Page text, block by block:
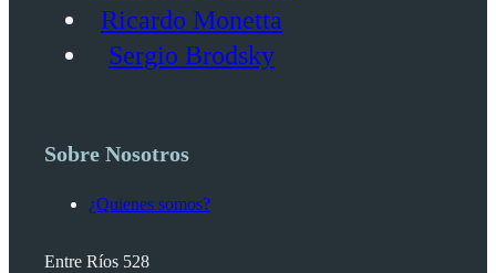
Ricardo Monetta
Sergio Brodsky
Sobre Nosotros
¿Quienes somos?
Entre Ríos 528